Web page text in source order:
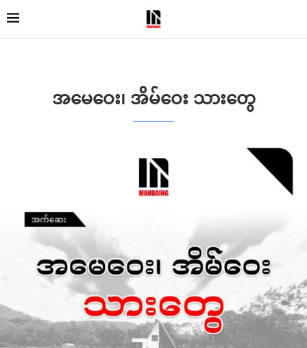
အမေဝေး၊ အိမ်ဝေး သားတွေ